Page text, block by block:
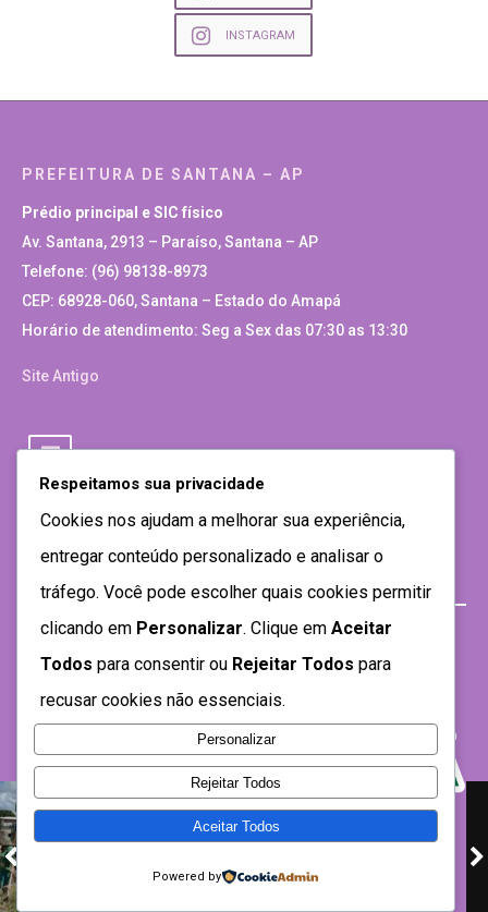
INSTAGRAM
PREFEITURA DE SANTANA – AP
Prédio principal e SIC físico
Av. Santana, 2913 – Paraíso, Santana – AP
Telefone: (96) 98138-8973
CEP: 68928-060, Santana – Estado do Amapá
Horário de atendimento: Seg a Sex das 07:30 as 13:30
Site Antigo
Respeitamos sua privacidade
Cookies nos ajudam a melhorar sua experiência,
entregar conteúdo personalizado e analisar o
tráfego. Você pode escolher quais cookies permitir
clicando em Personalizar. Clique em Aceitar
Todos para consentir ou Rejeitar Todos para
recusar cookies não essenciais.
Personalizar
Rejeitar Todos
Aceitar Todos
Powered by